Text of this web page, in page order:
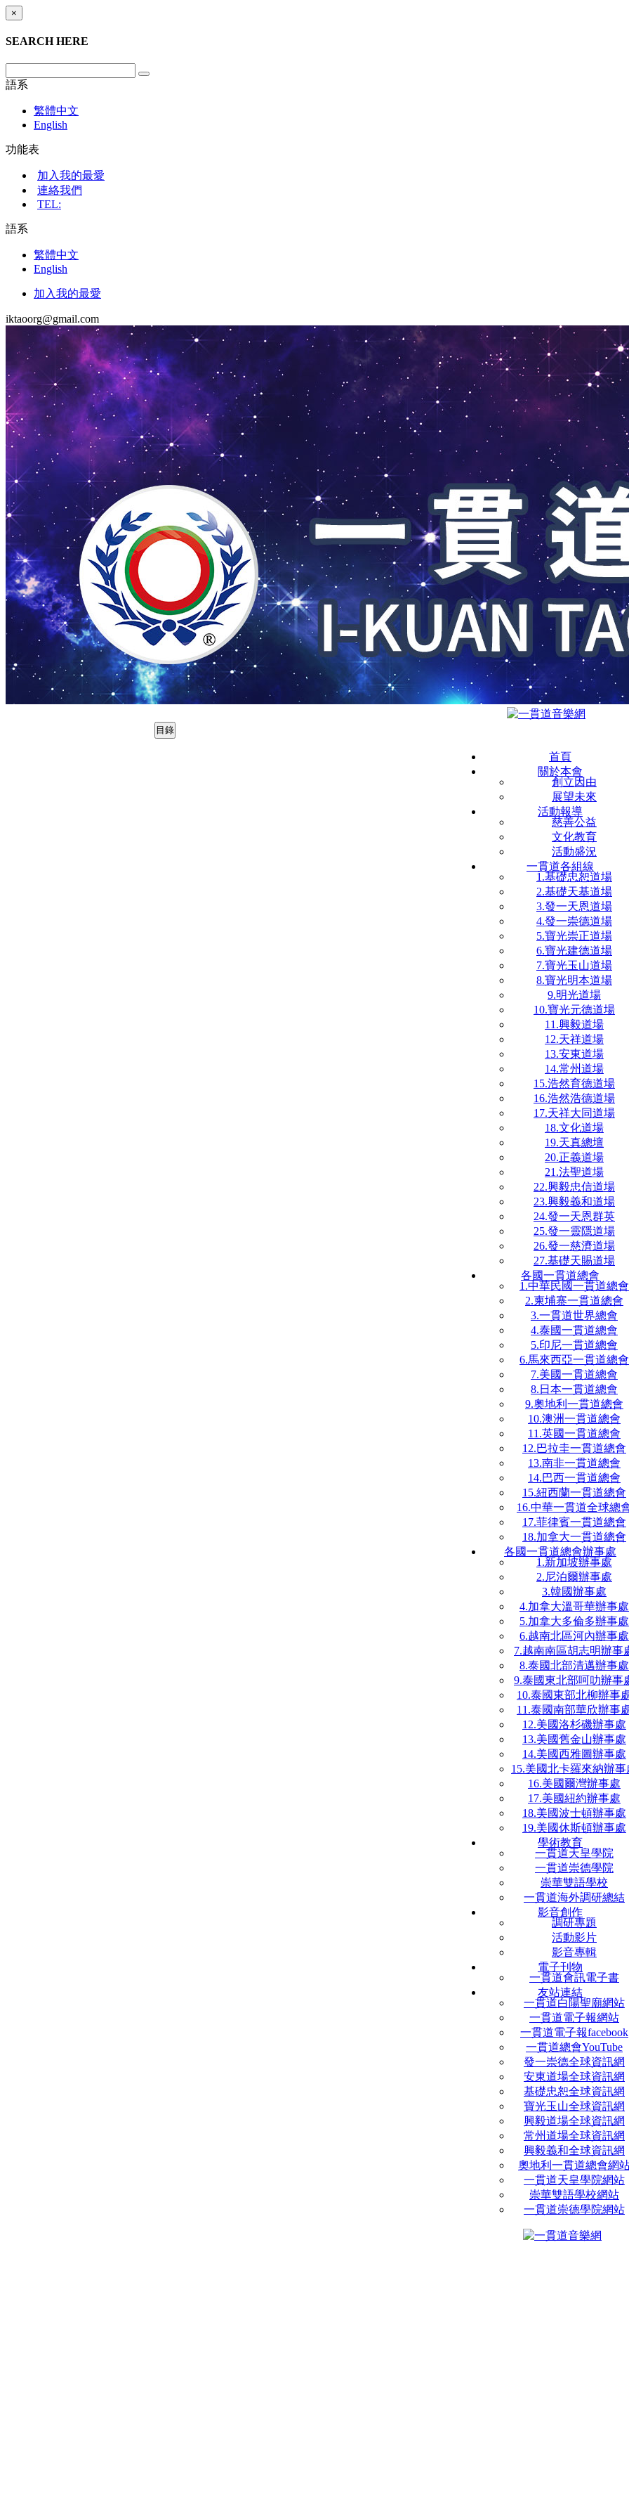
×
SEARCH HERE
語系
繁體中文
English
功能表
加入我的最愛
連絡我們
TEL:
語系
繁體中文
English
加入我的最愛
iktaoorg@gmail.com
目錄
首頁
關於本會
創立因由
展望未來
活動報導
慈善公益
文化教育
活動盛況
一貫道各組線
1.基礎忠恕道場
2.基礎天基道場
3.發一天恩道場
4.發一崇德道場
5.寶光崇正道場
6.寶光建德道場
7.寶光玉山道場
8.寶光明本道場
9.明光道場
10.寶光元德道場
11.興毅道場
12.天祥道場
13.安東道場
14.常州道場
15.浩然育德道場
16.浩然浩德道場
17.天祥大同道場
18.文化道場
19.天真總壇
20.正義道場
21.法聖道場
22.興毅忠信道場
23.興毅義和道場
24.發一天恩群英
25.發一靈隱道場
26.發一慈濟道場
27.基礎天賜道場
各國一貫道總會
1.中華民國一貫道總會
2.柬埔寨一貫道總會
3.一貫道世界總會
4.泰國一貫道總會
5.印尼一貫道總會
6.馬來西亞一貫道總會
7.美國一貫道總會
8.日本一貫道總會
9.奧地利一貫道總會
10.澳洲一貫道總會
11.英國一貫道總會
12.巴拉圭一貫道總會
13.南非一貫道總會
14.巴西一貫道總會
15.紐西蘭一貫道總會
16.中華一貫道全球總
17.菲律賓一貫道總會
18.加拿大一貫道總會
各國一貫道總會辦事處
1.新加坡辦事處
2.尼泊爾辦事處
3.韓國辦事處
4.加拿大溫哥華辦事處
5.加拿大多倫多辦事處
6.越南北區河內辦事處
7.越南南區胡志明辦事
8.泰國北部清邁辦事處
9.泰國東北部呵叻辦事
10.泰國東部北柳辦事
11.泰國南部華欣辦事
12.美國洛杉磯辦事處
13.美國舊金山辦事處
14.美國西雅圖辦事處
15.美國北卡羅來納辦事
16.美國爾灣辦事處
17.美國紐約辦事處
18.美國波士頓辦事處
19.美國休斯頓辦事處
學術教育
一貫道天皇學院
一貫道崇德學院
崇華雙語學校
一貫道海外調研總結
影音創作
調研專題
活動影片
影音專輯
電子刊物
一貫道會訊電子書
友站連結
一貫道白陽聖廟網站
一貫道電子報網站
一貫道電子報facebook
一貫道總會YouTube
發一崇德全球資訊網
安東道場全球資訊網
基礎忠恕全球資訊網
寶光玉山全球資訊網
興毅道場全球資訊網
常州道場全球資訊網
興毅義和全球資訊網
奧地利一貫道總會網
一貫道天皇學院網站
崇華雙語學校網站
一貫道崇德學院網站